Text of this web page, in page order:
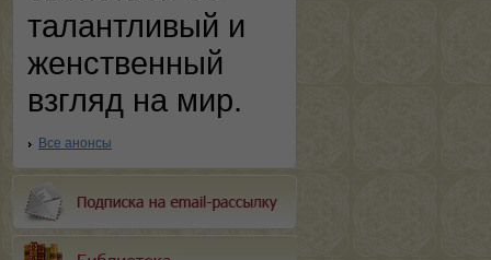
талантливый и
женственный
взгляд на мир.
Все анонсы